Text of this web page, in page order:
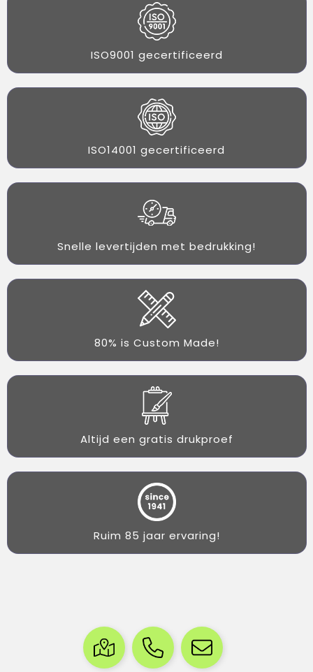
ISO9001 gecertificeerd
ISO14001 gecertificeerd
Snelle levertijden met bedrukking!
80% is Custom Made!
Altijd een gratis drukproef
Ruim 85 jaar ervaring!